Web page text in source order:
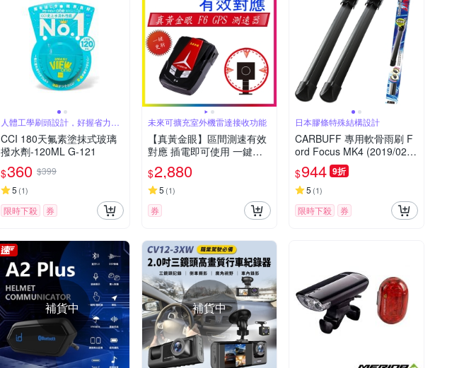
人體工學刷頭設計，好握省力又
省時
CCI 180天氟素塗抹式玻璃
撥水劑-120ML G-121
$360 $399
5 (1)
限時下殺 券
未來可擴充室外機雷達接收功能
【真黃金眼】區間測速有效
對應 插電即可使用 一鍵更
新 F6 GPS測速器
$2,880
5 (1)
券
日本膠條特殊結構設計
CARBUFF 專用軟骨雨刷 F
ord Focus MK4 (2019/02~)
適用/ 24+20吋
$944 9折
5 (1)
限時下殺 券
補貨中 補貨中